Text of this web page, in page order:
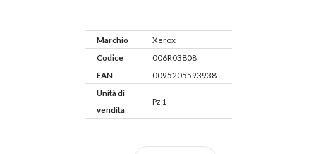
Marchio
Xerox
Codice
006R03808
EAN
0095205593938
Unità di
vendita
Pz 1